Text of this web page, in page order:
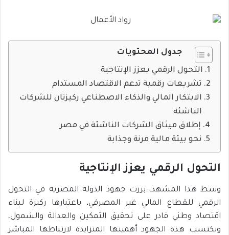
جدول المحتويات
التحول الرقمي يعزز الإنتاجية
تشريعات رقمية تدعم الاقتصاد المستدام
الابتكار المالي والذكاء الاصطناعي ركيزتان للشركات
الناشئة
إطلاق ميثاق الشركات الناشئة في مصر
نحو بيئة مالية مرنة وجذابة
التحول الرقمي يعزز الإنتاجية
وسط هذا المشهد، برزت جهود الدولة المصرية في التحول
الرقمي للقطاع المالي غير المصرفي، باعتبارها ركيزة لبناء
اقتصاد وطني قادر على تحقيق التمكين والعدالة والشمول،
وتكتسب هذه الجهود أهميتها المتزايدة لارتباطها المباشر